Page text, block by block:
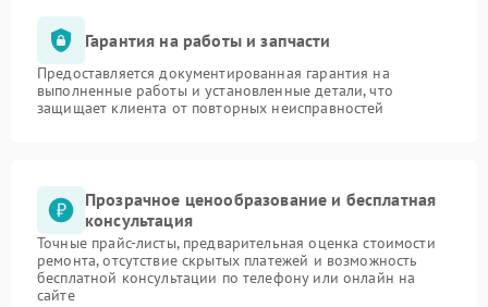
Гарантия на работы и запчасти
Предоставляется документированная гарантия на
выполненные работы и установленные детали, что
защищает клиента от повторных неисправностей
Прозрачное ценообразование и бесплатная
консультация
Точные прайс-листы, предварительная оценка стоимости
ремонта, отсутствие скрытых платежей и возможность
бесплатной консультации по телефону или онлайн на
сайте